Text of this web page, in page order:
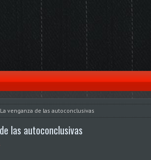
La venganza de las autoconclusivas
las autoconclusivas